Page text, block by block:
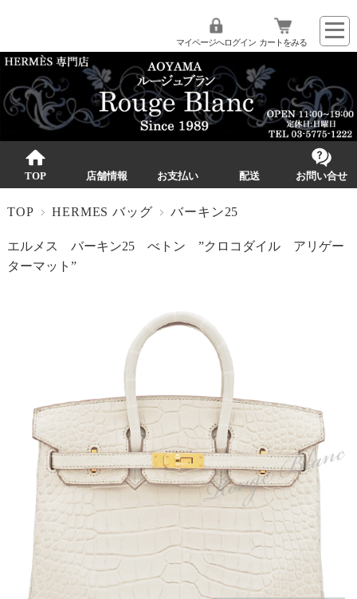
マイページへログイン カートをみる
TOP 店舗情報 お支払い 配送 お問い合せ
TOP HERMES バッグ バーキン25
エルメス バーキン25 べトン ”クロコダイル アリゲー
ターマット”